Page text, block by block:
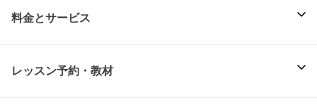
料金とサービス
レッスン予約・教材